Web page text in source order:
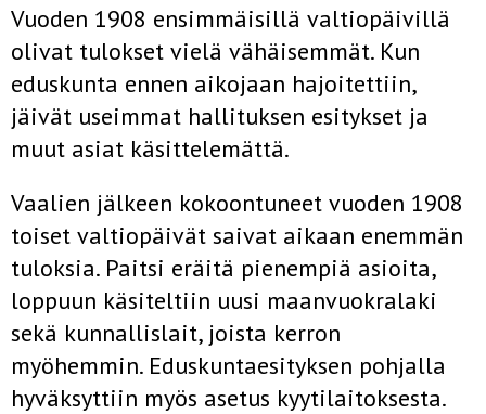
Vuoden 1908 ensimmäisillä valtiopäivillä
olivat tulokset vielä vähäisemmät. Kun
eduskunta ennen aikojaan hajoitettiin,
jäivät useimmat hallituksen esitykset ja
muut asiat käsittelemättä.
Vaalien jälkeen kokoontuneet vuoden 1908
toiset valtiopäivät saivat aikaan enemmän
tuloksia. Paitsi eräitä pienempiä asioita,
loppuun käsiteltiin uusi maanvuokralaki
sekä kunnallislait, joista kerron
myöhemmin. Eduskuntaesityksen pohjalla
hyväksyttiin myös asetus kyytilaitoksesta.